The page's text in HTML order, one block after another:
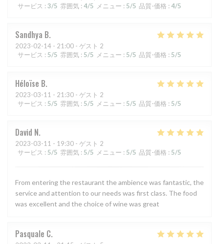
サービス : 3/5 雰囲気 : 4/5 メニュー : 5/5 品質-価格 : 4/5
Sandhya B
2023-02-14 - 21:00 - ゲスト 2
サービス : 5/5 雰囲気 : 5/5 メニュー : 5/5 品質-価格 : 5/5
Héloïse B
2023-03-11 - 21:30 - ゲスト 2
サービス : 5/5 雰囲気 : 5/5 メニュー : 5/5 品質-価格 : 5/5
David N
2023-03-11 - 19:30 - ゲスト 2
サービス : 5/5 雰囲気 : 5/5 メニュー : 5/5 品質-価格 : 5/5
From entering the restaurant the ambience was fantastic, the
service and attention to our needs was first class. The food
was excellent and the choice of wine was great
Pasquale C